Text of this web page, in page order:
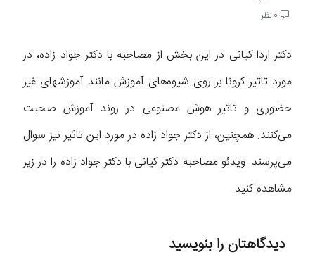
0 نظر
دکتر اردا کیانی در این بخش از مصاحبه با دکتر جواد زاده، در
مورد تاثیر کرونا بر روی شیوه‌های آموزش مانند آموزش‍های غیر
حضوری و تاثیر هوش مصنوعی در روند آموزش صحبت
می‌کنند. همچنین، از دکتر جواد زاده در مورد این تاثیر نیز سوال
می‌پرسند. ویدئو مصاحبه دکتر کیانی با دکتر جواد زاده را در زیر
مشاهده کنید.
دیدگاهتان را بنویسید